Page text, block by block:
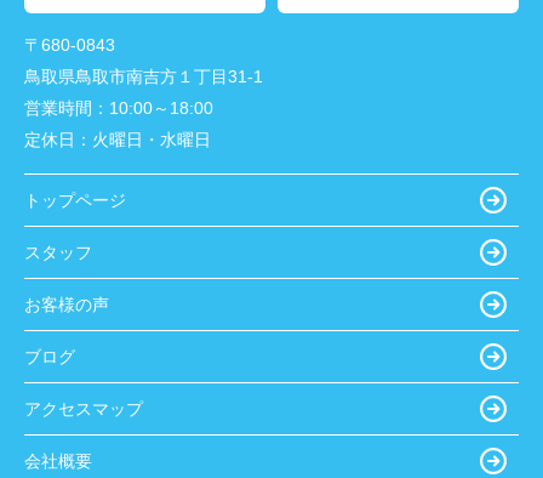
〒680-0843
鳥取県鳥取市南吉方１丁目31-1
営業時間： 10:00～18:00
定休日： 火曜日・水曜日
トップページ
スタッフ
お客様の声
ブログ
アクセスマップ
会社概要